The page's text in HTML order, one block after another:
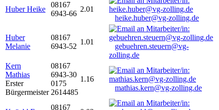
Huber Heike
08167
6943-66
2.01
heike.huber@vg-zolling.de
Huber
Melanie
08167
6943-52
1.01
gebuehren.steuern@vg-
zolling.de
Kern
Mathias
Erster
Bürgermeister
08167
6943-30
0175
2614485
1.16
mathias.kern@vg-zolling.de
08167